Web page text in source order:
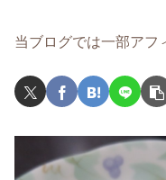
当ブログでは一部アフ